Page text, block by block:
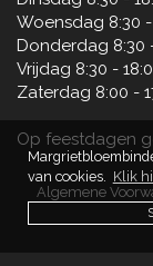
van cookies.
Klik
Woensdag 8:30
Donderdag 8:30
Vrijdag 8:30 -
Zaterdag 8:00 -
Op feestdagen
Algemene